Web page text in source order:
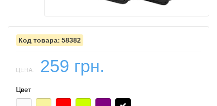
58382
ЦЕНА: 259 грн.
Цвет